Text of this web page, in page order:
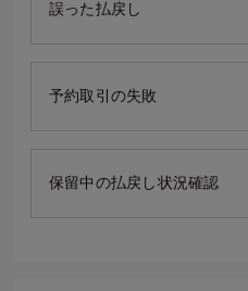
誤った払戻し
予約取引の失敗
保留中の払戻し状況確認